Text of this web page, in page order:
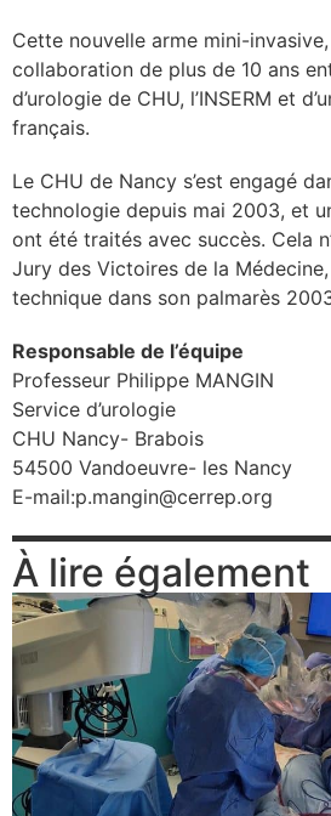
l’éditeur
un CHU
Cette nouvelle arme mini-
collaboration de plus de 10 ans
d’urologie de CHU, l’INSERM et
français.
Le CHU de Nancy s’est engagé
technologie depuis mai 2003, et
ont été traités avec succès. Cela
Jury des Victoires de la
technique dans son palmarès
Responsable de l’équipe
Professeur Philippe MANGIN
Service d’urologie
CHU Nancy- Brabois
54500 Vandoeuvre- les Nancy
E-mail:p.mangin@cerrep.org
À lire également